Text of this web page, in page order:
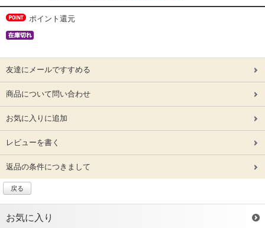
ポイント還元
友達にメールですすめる
商品について問い合わせ
お気に入りに追加
レビューを書く
返品の条件につきまして
戻る
お気に入り